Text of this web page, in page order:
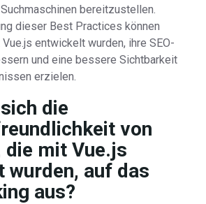
bereitzustellen.
dieser Best Practices können
entwickelt wurden, ihre SEO-
und eine bessere Sichtbarkeit
erzielen.
die
von
die mit Vue.js
wurden, auf das
aus?